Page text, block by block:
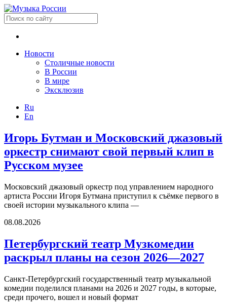
Новости
Столичные новости
В России
В мире
Эксклюзив
Ru
En
Игорь Бутман и Московский джазовый
оркестр снимают свой первый клип в
Русском музее
Московский джазовый оркестр под управлением народного
артиста России Игоря Бутмана приступил к съёмке первого в
своей истории музыкального клипа —
08.08.2026
Петербургский театр Музкомедии
раскрыл планы на сезон 2026—2027
Санкт-Петербургский государственный театр музыкальной
комедии поделился планами на 2026 и 2027 годы, в которые,
среди прочего, вошел и новый формат